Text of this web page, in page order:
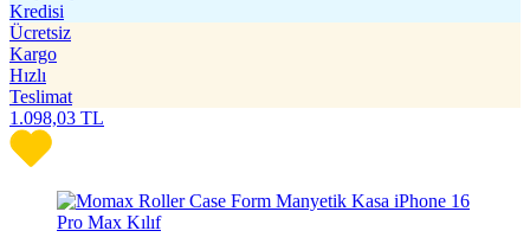
Kredisi
Ücretsiz
Kargo
Hızlı
Teslimat
1.098,03 TL